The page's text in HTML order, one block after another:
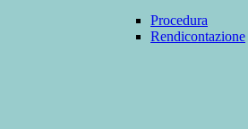
Procedura
Rendicontazione